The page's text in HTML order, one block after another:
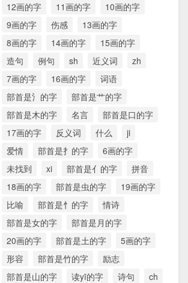
12画的字
11画的字
10画的字
9画的字
伤感
13画的字
8画的字
14画的字
15画的字
造句
例句 sh 近义词
zh
7画的字
16画的字
词语
部首是氵的字
部首是艹的字
部首是木的字
名言
部首是口的字
17画的字
反义词 什么
ji
爱情
部首是扌的字
6画的字
未找到
xi 部首是亻的字
拼音
18画的字
部首是虫的字
19画的字
比喻
部首是忄的字
情诗
部首是女的字
部首是月的字
20画的字
部首是土的字
5画的字
形容
部首是竹的字
励志
部首是山的字
读yī的字 诗句
ch